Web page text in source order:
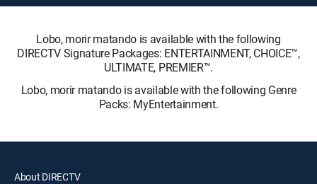
Lobo, morir matando is available with the following
DIRECTV Signature Packages: ENTERTAINMENT, CHOICE™,
ULTIMATE, PREMIER™.
Lobo, morir matando is available with the following Genre
Packs: MyEntertainment.
About DIRECTV